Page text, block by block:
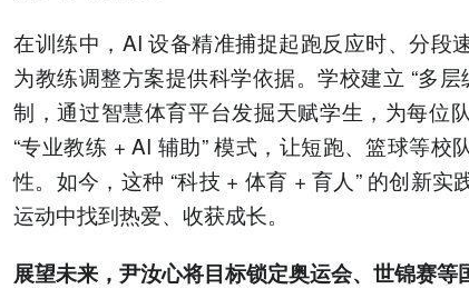
在训练中，AI 设备精准捕捉起跑反应时、分段
为教练调整方案提供科学依据。学校建立 “多
制，通过智慧体育平台发掘天赋学生，为每位
“专业教练 + AI 辅助” 模式，让短跑、篮球等校
性。如今，这种 “科技 + 体育 + 育人” 的创新实
运动中找到热爱、收获成长。
展望未来，尹汝心将目标锁定奥运会、世锦赛等